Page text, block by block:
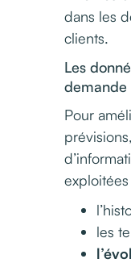
dans les
clients.
Les
demande
Pour
exploitées
les